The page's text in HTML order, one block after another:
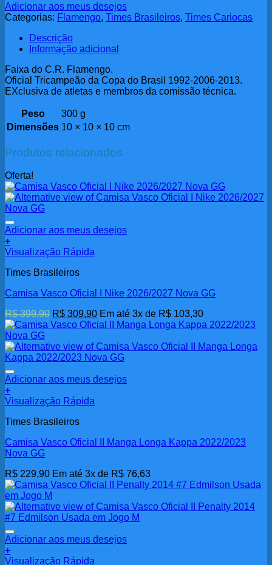
Adicionar aos meus desejos
Categorias: Flamengo, Times Brasileiros, Times Cariocas
Descrição
Informação adicional
Faixa do C.R. Flamengo.
Oficial Tricampeão da Copa do Brasil 1992-2006-2013.
EXclusiva de atletas e membros da comissão técnica.
Peso
300 g
Dimensões 10 × 10 × 10 cm
Produtos relacionados
Oferta!
Adicionar aos meus desejos
+
Visualização Rápida
Times Brasileiros
Camisa Vasco Oficial I Nike 2026/2027 Nova GG
R$399,90 O
preço
era:
R$ 399,90.
R$ 309,90O
preço
é:
R$ 309,90.
Em até 3x de R$ 103,30
Adicionar aos meus desejos
+
Visualização Rápida
Times Brasileiros
Camisa Vasco Oficial II Manga Longa Kappa 2022/2023
Nova GG
R$ 229,90 Em até 3x de R$ 76,63
Adicionar aos meus desejos
+
Visualização Rápida